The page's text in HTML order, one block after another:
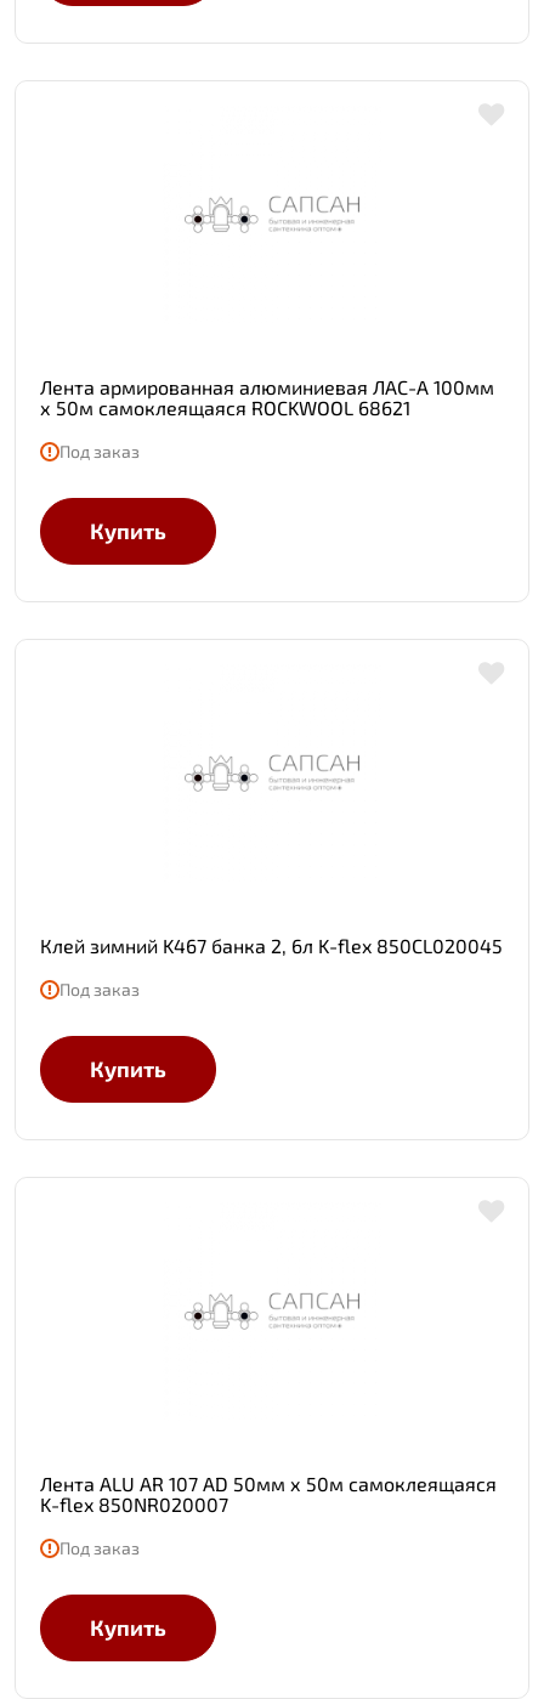
Лента армированная алюминиевая ЛАС-А 100мм
х 50м самоклеящаяся ROCKWOOL 68621
Под заказ
Купить
Клей зимний K467 банка 2, 6л K-flex 850CL020045
Под заказ
Купить
Лента ALU AR 107 AD 50мм х 50м самоклеящаяся
K-flex 850NR020007
Под заказ
Купить